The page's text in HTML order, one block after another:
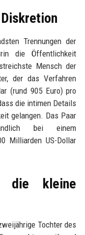
Trennungen der
die Öffentlichkeit
Mensch der
der das Verfahren
(rund 905 Euro) pro
die intimen Details
gelangen. Das Paar
bei einem
Milliarden US-Dollar
die kleine
Tochter des